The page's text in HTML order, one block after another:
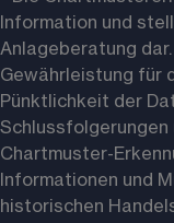
Information und
Anlageberatung
Gewährleistung für
Pünktlichkeit der
Schlussfolgerungen
Chartmuster-
Informationen und
historischen